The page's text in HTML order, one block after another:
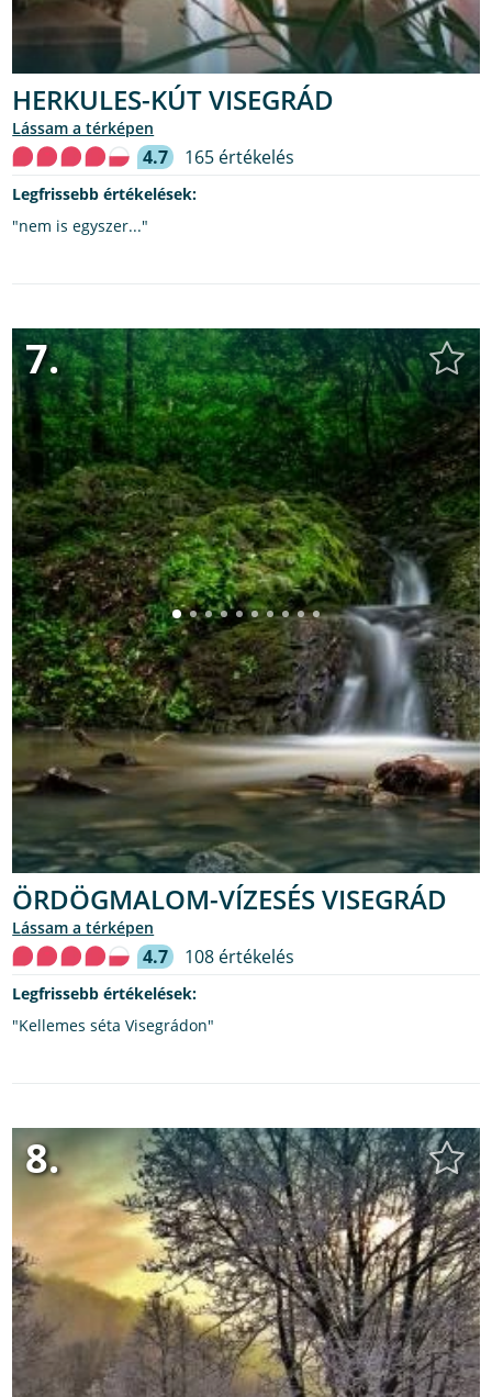
HERKULES-KÚT VISEGRÁD
lássam a térképen
4.7 165 értékelés
Legfrissebb értékelések:
"nem is egyszer..."
7.
ÖRDÖGMALOM-VÍZESÉS VISEGRÁD
lássam a térképen
4.7 108 értékelés
Legfrissebb értékelések:
"Kellemes séta Visegrádon"
8.